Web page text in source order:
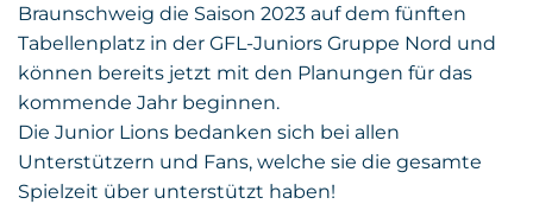
Braunschweig die Saison 2023 auf dem fünften
Tabellenplatz in der GFL-Juniors Gruppe Nord und
können bereits jetzt mit den Planungen für das
kommende Jahr beginnen.
Die Junior Lions bedanken sich bei allen
Unterstützern und Fans, welche sie die gesamte
Spielzeit über unterstützt haben!